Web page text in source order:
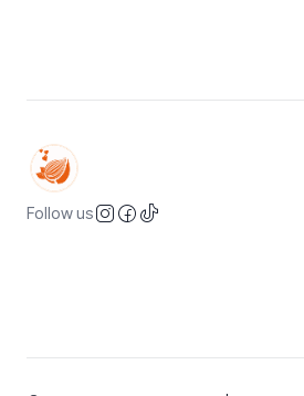
Follow us